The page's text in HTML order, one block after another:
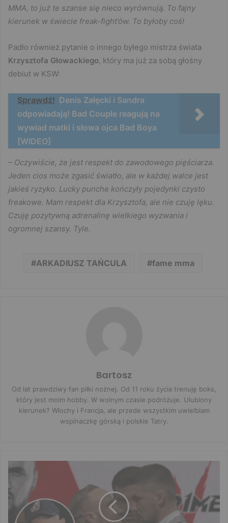
MMA, to już te szanse się nieco wyrównują. To fajny
kierunek w świecie freak-fight’ów. To byłoby coś!
Padło również pytanie o innego byłego mistrza świata
Krzysztofa Głowackiego, który ma już za sobą głośny
debiut w KSW:
Sprawdź! Denis Załęcki i Sandra
odpowiadają! Bad Couple reagują na
wywiad matki i słowa ojca Bad Boya
[WIDEO]
– Oczywiście, że jest respekt do zawodowego pięściarza.
Jeden cios może zgasić światło, ale w każdej walce jest
jakieś ryzyko. Lucky punche kończyły pojedynki czysto
freakowe. Mam respekt dla Krzysztofa, ale nie czuję lęku.
Czuję pozytywną adrenalinę wielkiego wyzwania i
ogromnej szansy. Tyle.
ARKADIUSZ TAŃCULA fame mma
Bartosz
Od lat prawdziwy fan piłki nożnej. Od 11 roku życia trenuję boks,
który jest moim hobby. W wolnym czasie podróżuje. Ulubiony
kierunek? Włochy i Francja, ale przede wszystkim uwielbiam
wspinaczkę górską i polskie Tatry.